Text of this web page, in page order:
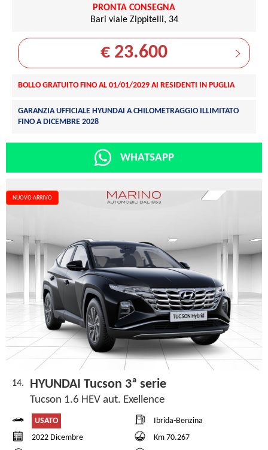
PRONTA CONSEGNA
Bari viale Zippitelli, 34
€ 23.600
BOLLO GRATUITO FINO AL 01/01/2029 AI RESIDENTI IN PUGLIA
GARANZIA UFFICIALE HYUNDAI A CHILOMETRAGGIO ILLIMITATO
FINO A DICEMBRE 2028
WHATSAPP
NUOVO ARRIVO
14. HYUNDAI Tucson 3ª serie
Tucson 1.6 HEV aut. Exellence
USATO
Ibrida-Benzina
2022 Dicembre
Km 70.267